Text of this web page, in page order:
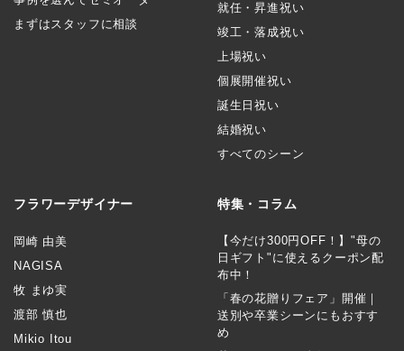
まずはスタッフに相談
就任・昇進祝い
竣工・落成祝い
上場祝い
個展開催祝い
誕生日祝い
結婚祝い
すべてのシーン
フラワーデザイナー
岡崎 由美
NAGISA
牧 まゆ実
渡部 慎也
Mikio Itou
特集・コラム
【今だけ300円OFF！】"母の
日ギフト"に使えるクーポン配
布中！
「春の花贈りフェア」開催｜
送別や卒業シーンにもおすす
め